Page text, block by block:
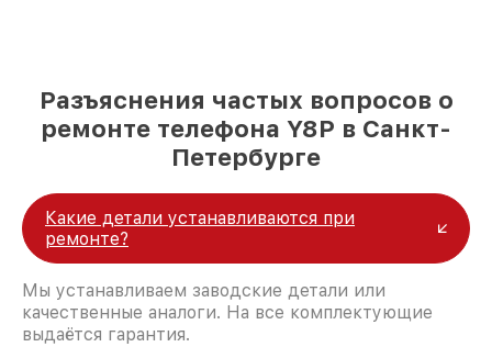
Разъяснения частых вопросов о
ремонте телефона Y8P в Санкт-
Петербурге
Какие детали устанавливаются при
ремонте?
Мы устанавливаем заводские детали или
качественные аналоги. На все комплектующие
выдаётся гарантия.